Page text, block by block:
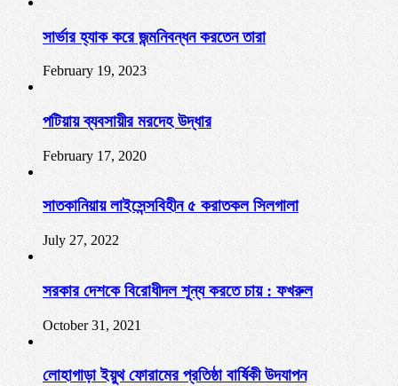
সার্ভার হ্যাক করে জন্মনিবন্ধন করতেন তারা
February 19, 2023
পটিয়ায় ব্যবসায়ীর মরদেহ উদ্ধার
February 17, 2020
সাতকানিয়ায় লাইসেন্সবিহীন ৫ করাতকল সিলগালা
July 27, 2022
সরকার দেশকে বিরোধীদল শূন্য করতে চায় : ফখরুল
October 31, 2021
লোহাগাড়া ইয়ুথ ফোরামের প্রতিষ্ঠা বার্ষিকী উদযাপন